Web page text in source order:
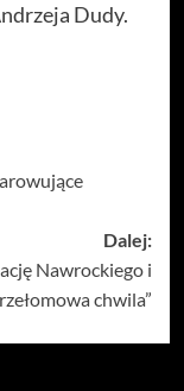
Dudy.
Dalej:
Nawrockiego i
chwila”